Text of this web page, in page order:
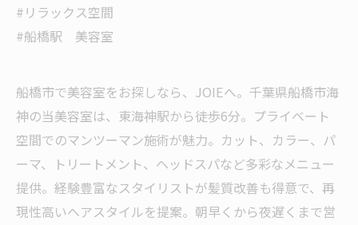
#リラックス空間
#船橋駅 美容室
船橋市で美容室をお探しなら、JOIEへ。千葉県船橋市海
神の当美容室は、東海神駅から徒歩6分。プライベート
空間でのマンツーマン施術が魅力。カット、カラー、パ
ーマ、トリートメント、ヘッドスパなど多彩なメニュー
提供。経験豊富なスタイリストが髪質改善も得意で、再
現性高いヘアスタイルを提案。朝早くから夜遅くまで営